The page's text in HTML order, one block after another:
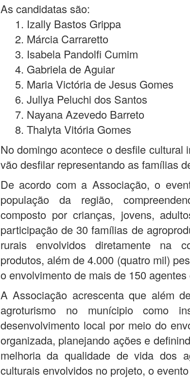
As candidatas são:
1. Izally Bastos Grippa
2. Márcia Carraretto
3. Isabela Pandolfi Cumim
4. Gabriela de Aguiar
5. Maria Victória de Jesus Gomes
6. Jullya Peluchi dos Santos
7. Nayana Azevedo Barreto
8. Thalyta Vitória Gomes
No domingo acontece o desfile cultural
vão desfilar representando as famílias
De acordo com a Associação, o
população da região,
composto por crianças, jovens,
participação de 30 famílias de
rurais envolvidos diretamente na
produtos, além de 4.000 (quatro mil)
o envolvimento de mais de 150 agentes
A Associação acrescenta que além
agroturismo no munícipio como
desenvolvimento local por meio do
organizada, planejando ações e
melhoria da qualidade de vida dos
culturais envolvidos no projeto, o